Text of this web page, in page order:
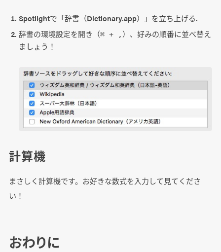
Spotlightで「辞書（Dictionary.app）」を立ち上げる.
辞書の環境設定を開き（⌘ + , ）、好みの順番に並べ替え
ましょう！
計算機
まさしく計算機です。お好きな数式を入力して見てくださ
い！
おわりに